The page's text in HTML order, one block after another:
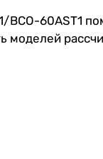
60AST1